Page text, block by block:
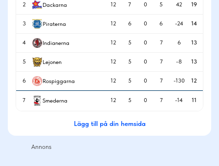
2 Dackarna 12 7 0 5 42 19
3 Piraterna 12 6 0 6 -24 14
4 Indianerna 12 5 0 7 6 13
5 Lejonen 12 5 0 7 -8 13
6 Rospiggarna 12 5 0 7 -130 12
7 Smederna 12 5 0 7 -14 11
Lägg till på din hemsida